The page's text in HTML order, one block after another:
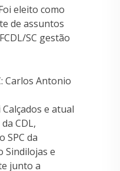
eleito como
de assuntos
SC gestão
Carlos Antonio
e atual
CDL,
SPC da
Sindilojas e
junto a